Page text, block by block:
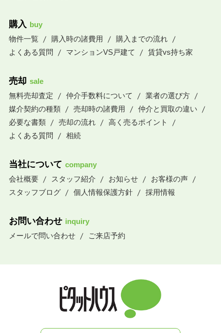
購入 buy
物件一覧
購入時の諸費用
購入までの流れ
よくある質問
マンションVS戸建て 賃貸vs持ち家
売却 sale
無料売却査定
仲介手数料について
業者の選び方
媒介契約の種類
売却時の諸費用
仲介と買取の違い
必要な書類
売却の流れ
高く売るポイント
よくある質問
相続
当社について company
会社概要
スタッフ紹介 お知らせ
お客様の声
スタッフブログ
個人情報保護方針 採用情報
お問い合わせ inquiry
メールで問い合わせ
ご来店予約